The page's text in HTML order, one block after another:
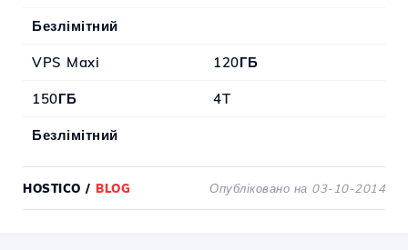
Безлімітний
VPS Maxi 120ГБ
150ГБ 4T
Безлімітний
HOSTICO / BLOG Опубліковано на 03-10-2014